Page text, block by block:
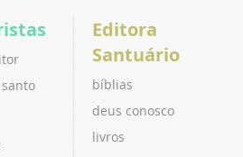
Editora
Santuário
bíblias
deus conosco
livros